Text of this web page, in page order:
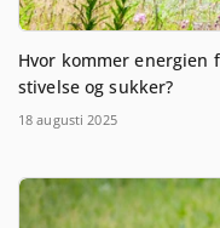
Hvor kommer energien
stivelse og sukker?
18 augusti 2025